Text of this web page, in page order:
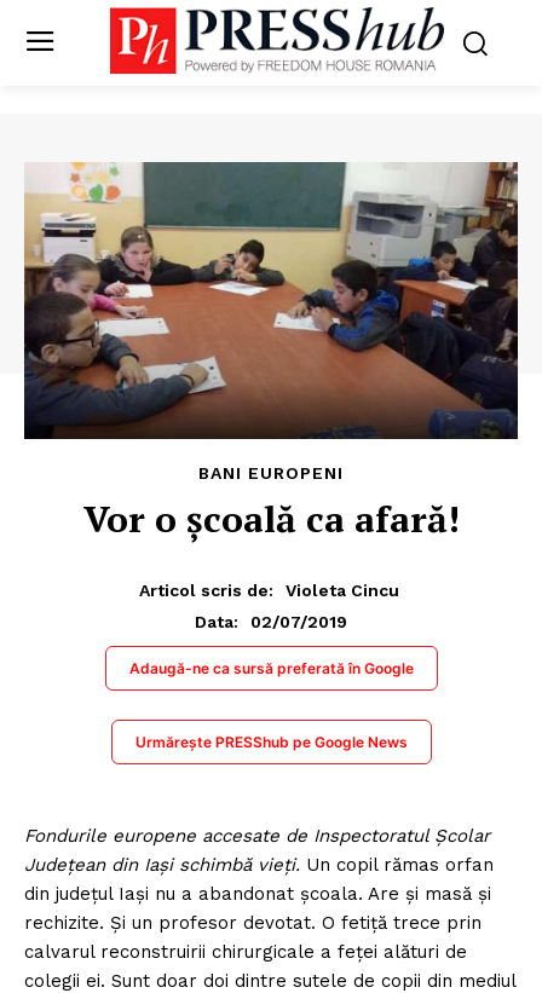
BANI EUROPENI
Vor o școală ca afară!
Articol scris de:
Violeta Cincu
Data:
02/07/2019
Adaugă-ne ca sursă preferată în Google
Urmărește PRESShub pe Google News
Fondurile europene accesate de Inspectoratul Școlar
Județean din Iași schimbă vieți. Un copil rămas orfan
din județul Iași nu a abandonat școala. Are și masă și
rechizite. Și un profesor devotat. O fetiță trece prin
calvarul reconstruirii chirurgicale a feței alături de
colegii ei. Sunt doar doi dintre sutele de copii din mediul